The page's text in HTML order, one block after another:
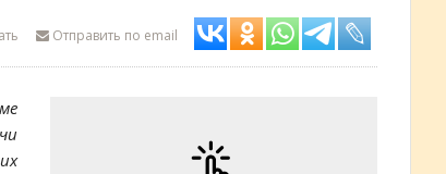
Отправить по email